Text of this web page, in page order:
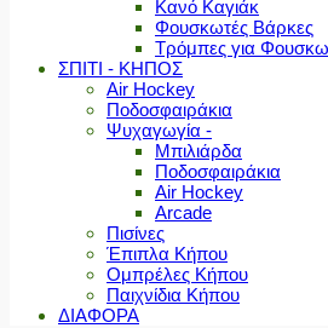
Κανό Καγιάκ
Φουσκωτές Βάρκες
Τρόμπες για
ΣΠΙΤΙ - ΚΗΠΟΣ
Air Hockey
Ποδοσφαιράκια
Ψυχαγωγία -
Μπιλιάρδα
Ποδοσφαιράκια
Air Hockey
Arcade
Πισίνες
Έπιπλα Κήπου
Ομπρέλες Κήπου
Παιχνίδια Κήπου
ΔΙΑΦΟΡΑ